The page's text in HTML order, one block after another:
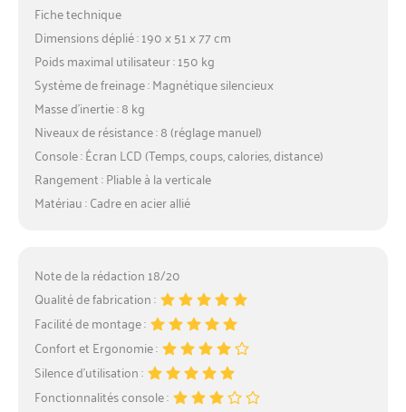
Fiche technique
Dimensions déplié : 190 x 51 x 77 cm
Poids maximal utilisateur : 150 kg
Système de freinage : Magnétique silencieux
Masse d’inertie : 8 kg
Niveaux de résistance : 8 (réglage manuel)
Console : Écran LCD (Temps, coups, calories, distance)
Rangement : Pliable à la verticale
Matériau : Cadre en acier allié
Note de la rédaction 18/20
Qualité de fabrication :
Facilité de montage :
Confort et Ergonomie :
Silence d’utilisation :
Fonctionnalités console :